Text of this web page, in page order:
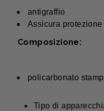
antigraffio
Assicura
Composizione:
policarbonato
Tipo di